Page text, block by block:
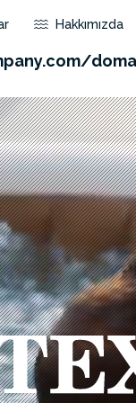
Hakkımızda